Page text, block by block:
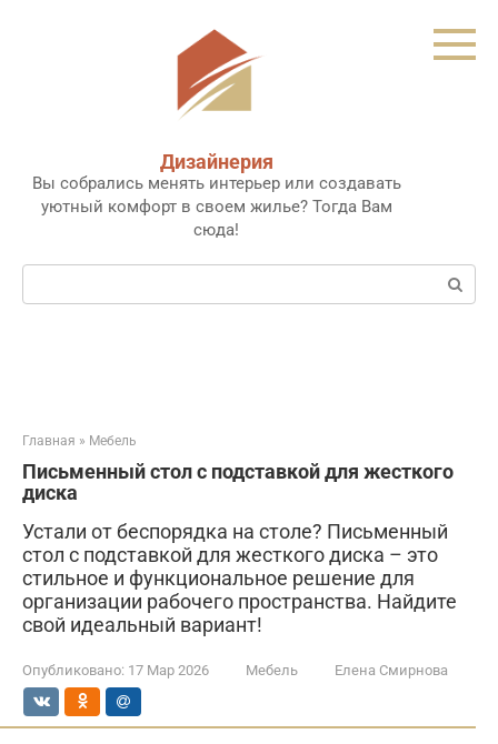
Дизайнерия
Вы собрались менять интерьер или создавать
уютный комфорт в своем жилье? Тогда Вам
сюда!
Поиск:
Главная » Мебель
Письменный стол с подставкой для жесткого
диска
Устали от беспорядка на столе? Письменный
стол с подставкой для жесткого диска – это
стильное и функциональное решение для
организации рабочего пространства. Найдите
свой идеальный вариант!
Опубликовано: 17 Мар 2026 Мебель Елена Смирнова